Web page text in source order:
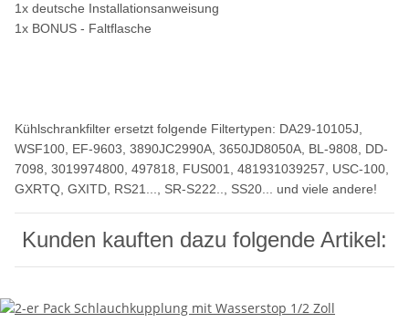
1x deutsche Installationsanweisung
1x BONUS - Faltflasche
Kühlschrankfilter ersetzt folgende Filtertypen: DA29-10105J,
WSF100, EF-9603, 3890JC2990A, 3650JD8050A, BL-9808, DD-
7098, 3019974800, 497818, FUS001, 481931039257, USC-100,
GXRTQ, GXITD, RS21..., SR-S222.., SS20... und viele andere!
Kunden kauften dazu folgende Artikel: